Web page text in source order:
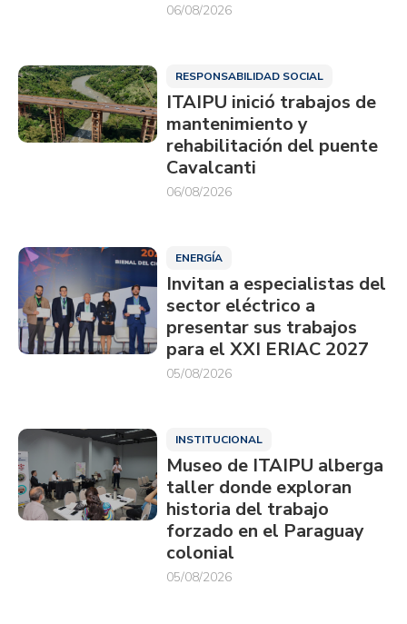
06/08/2026
RESPONSABILIDAD SOCIAL
ITAIPU inició trabajos de
mantenimiento y
rehabilitación del puente
Cavalcanti
06/08/2026
ENERGÍA
Invitan a especialistas del
sector eléctrico a
presentar sus trabajos
para el XXI ERIAC 2027
05/08/2026
INSTITUCIONAL
Museo de ITAIPU alberga
taller donde exploran
historia del trabajo
forzado en el Paraguay
colonial
05/08/2026